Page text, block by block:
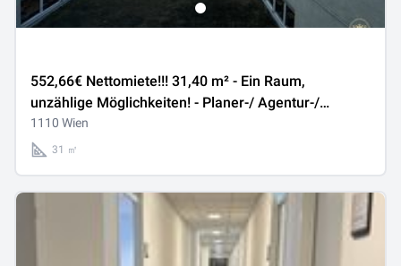
552,66€ Nettomiete!!! 31,40 m² - Ein Raum,
unzählige Möglichkeiten! - Planer-/ Agentur-/
Architektenbüro - Tolle Bürofläche im 11. Bezirk zu
vermieten
1110 Wien
31 ㎡